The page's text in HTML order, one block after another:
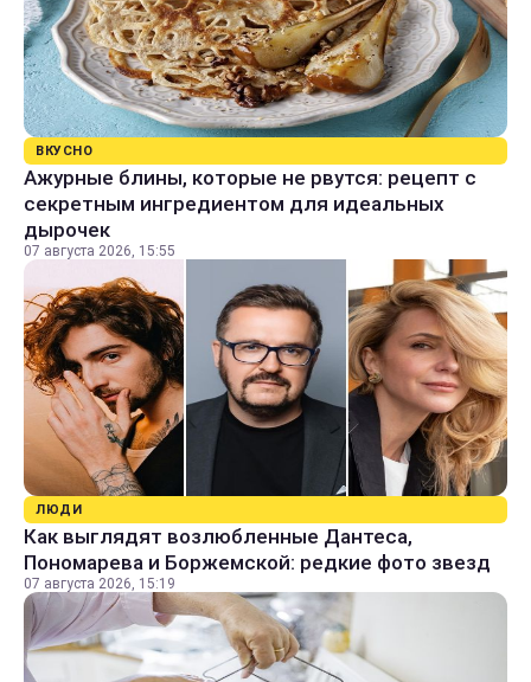
ВКУСНО
Ажурные блины, которые не рвутся: рецепт с
секретным ингредиентом для идеальных
дырочек
07 августа 2026, 15:55
ЛЮДИ
Как выглядят возлюбленные Дантеса,
Пономарева и Боржемской: редкие фото звезд
07 августа 2026, 15:19